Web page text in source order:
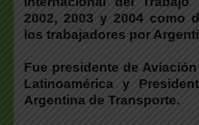
2002, 2003 y 2004 como
los trabajadores por
Fue presidente de
Latinoamérica y
Argentina de Transporte.